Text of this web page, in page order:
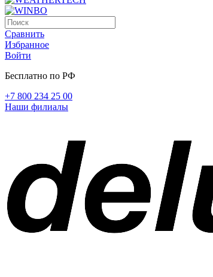
Сравнить
Избранное
Войти
Бесплатно по РФ
+7 800 234 25 00
Наши филиалы